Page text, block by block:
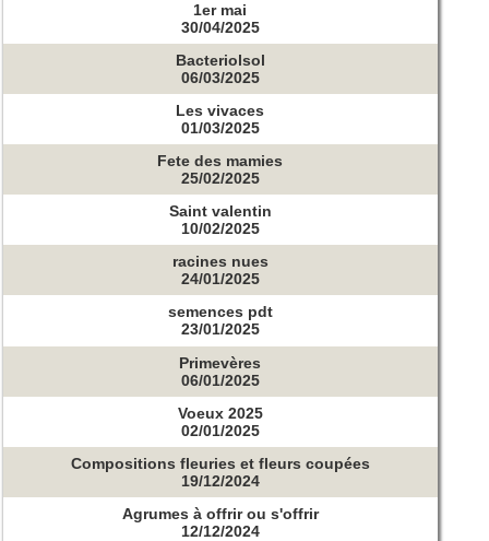
1er mai
30/04/2025
Bacteriolsol
06/03/2025
Les vivaces
01/03/2025
Fete des mamies
25/02/2025
Saint valentin
10/02/2025
racines nues
24/01/2025
semences pdt
23/01/2025
Primevères
06/01/2025
Voeux 2025
02/01/2025
Compositions fleuries et fleurs coupées
19/12/2024
Agrumes à offrir ou s'offrir
12/12/2024